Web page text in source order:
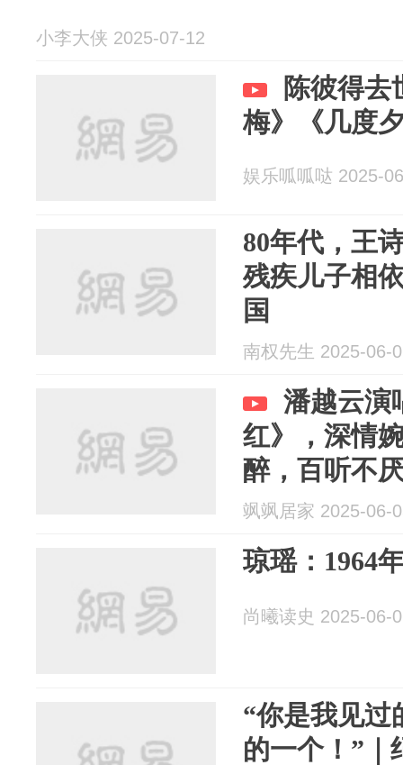
小李大侠 2025-07-12
陈彼得去
梅》《几度
娱乐呱呱哒 2025-
80年代，王
残疾儿子相
国
南权先生 2025-06-
潘越云演
红》，深情
醉，百听不
飒飒居家 2025-06-
琼瑶：1964
尚曦读史 2025-06-
“你是我见过
的一个！”｜